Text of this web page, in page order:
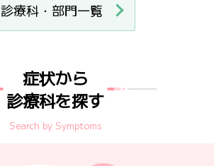
診療科・部門一覧
症状から
診療科を探す
Search by Symptoms